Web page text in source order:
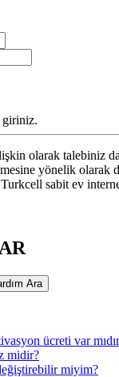
giriniz.
olarak talebiniz
yönelik olarak
sabit ev
Ara
ücreti var
midir?
miyim?